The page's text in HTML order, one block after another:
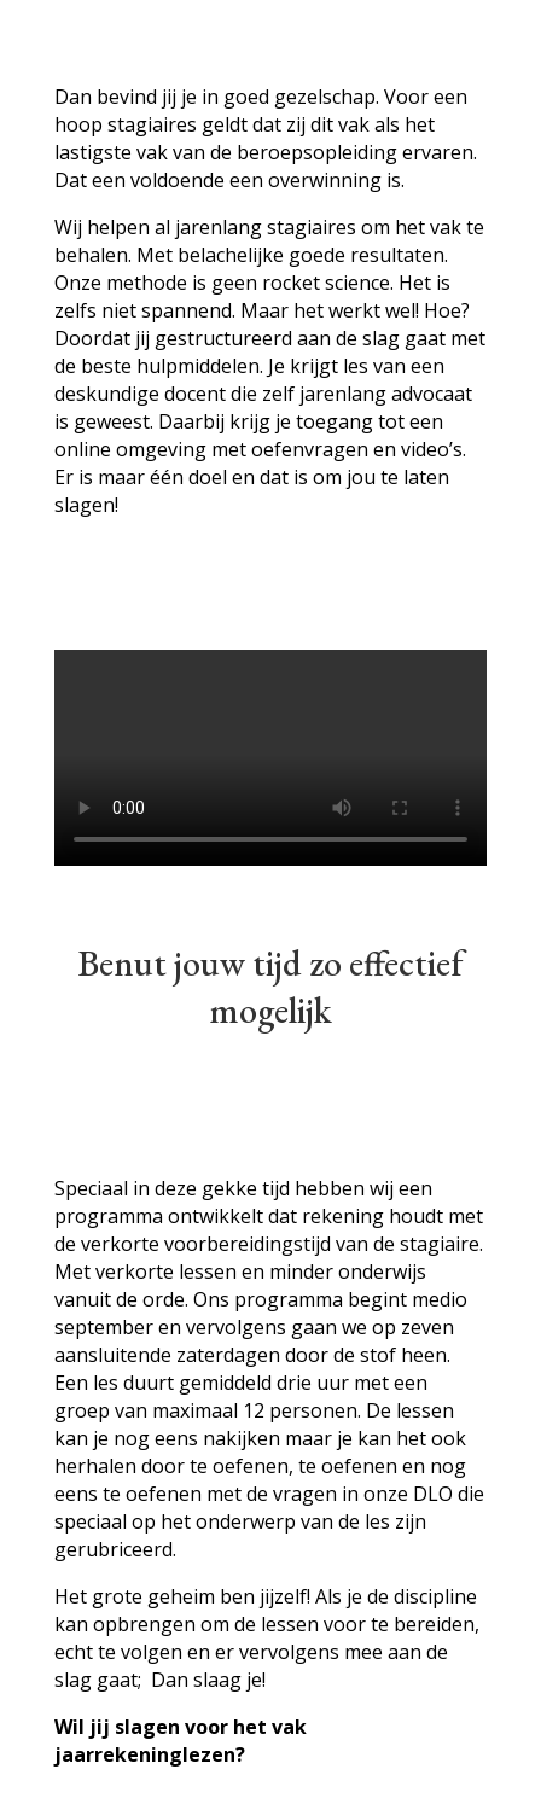
Dan bevind jij je in goed gezelschap. Voor een
hoop stagiaires geldt dat zij dit vak als het
lastigste vak van de beroepsopleiding ervaren.
Dat een voldoende een overwinning is.
Wij helpen al jarenlang stagiaires om het vak te
behalen. Met belachelijke goede resultaten.
Onze methode is geen rocket science. Het is
zelfs niet spannend. Maar het werkt wel! Hoe?
Doordat jij gestructureerd aan de slag gaat met
de beste hulpmiddelen. Je krijgt les van een
deskundige docent die zelf jarenlang advocaat
is geweest. Daarbij krijg je toegang tot een
online omgeving met oefenvragen en video’s.
Er is maar één doel en dat is om jou te laten
slagen!
Benut jouw tijd zo effectief
mogelijk
Speciaal in deze gekke tijd hebben wij een
programma ontwikkelt dat rekening houdt met
de verkorte voorbereidingstijd van de stagiaire.
Met verkorte lessen en minder onderwijs
vanuit de orde. Ons programma begint medio
september en vervolgens gaan we op zeven
aansluitende zaterdagen door de stof heen.
Een les duurt gemiddeld drie uur met een
groep van maximaal 12 personen. De lessen
kan je nog eens nakijken maar je kan het ook
herhalen door te oefenen, te oefenen en nog
eens te oefenen met de vragen in onze DLO die
speciaal op het onderwerp van de les zijn
gerubriceerd.
Het grote geheim ben jijzelf! Als je de discipline
kan opbrengen om de lessen voor te bereiden,
echt te volgen en er vervolgens mee aan de
slag gaat; Dan slaag je!
Wil jij slagen voor het vak
jaarrekeninglezen?